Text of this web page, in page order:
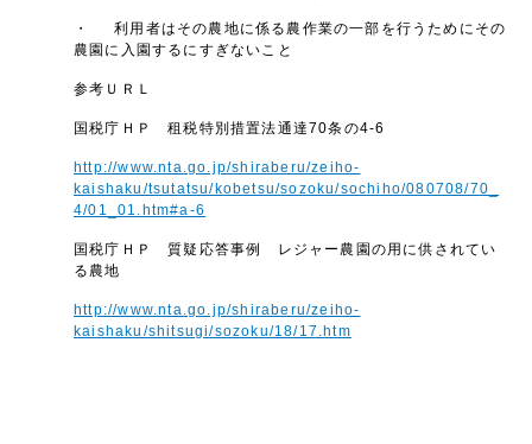
・ 利用者はその農地に係る農作業の一部を行うためにその
農園に入園するにすぎないこと
参考ＵＲＬ
国税庁ＨＰ 租税特別措置法通達70条の4-6
http://www.nta.go.jp/shiraberu/zeiho-
kaishaku/tsutatsu/kobetsu/sozoku/sochiho/080708/70_
4/01_01.htm#a-6
国税庁ＨＰ 質疑応答事例 レジャー農園の用に供されてい
る農地
http://www.nta.go.jp/shiraberu/zeiho-
kaishaku/shitsugi/sozoku/18/17.htm